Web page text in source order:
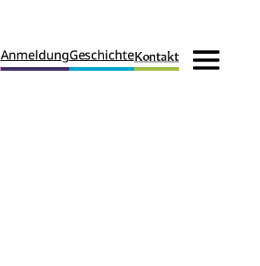
AnmeldungGeschichteKontakt